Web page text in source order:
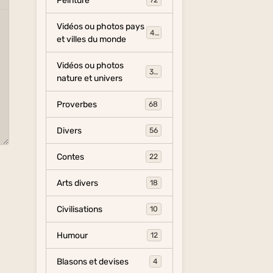
Vidéos ou photos pays
et villes du monde
454
Vidéos ou photos
nature et univers
325
Proverbes 68
Divers 56
Contes 22
Arts divers 18
Civilisations 10
Humour 12
Blasons et devises 4